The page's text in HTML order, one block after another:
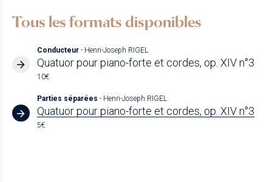
Tous les formats disponibles
Conducteur - Henri-Joseph RIGEL
Quatuor pour piano-forte et cordes, op. XIV n°3
10€
Parties séparées - Henri-Joseph RIGEL
Quatuor pour piano-forte et cordes, op. XIV n°3
5€